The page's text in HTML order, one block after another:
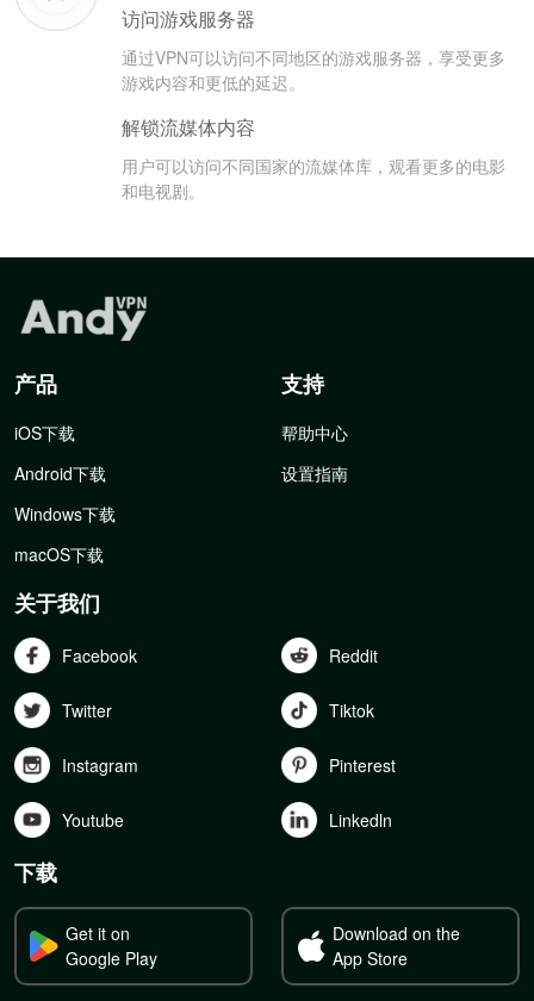
访问游戏服务器
通过VPN可以访问不同地区的游戏服务器，享受更多
游戏内容和更低的延迟。
解锁流媒体内容
用户可以访问不同国家的流媒体库，观看更多的电影
和电视剧。
产品
iOS下载
Android下载
Windows下载
macOS下载
支持
帮助中心
设置指南
关于我们
Facebook Reddit
Twitter Tiktok
Instagram Pinterest
Youtube Linkedln
下载
Get it on
Google Play
Download on the
App Store